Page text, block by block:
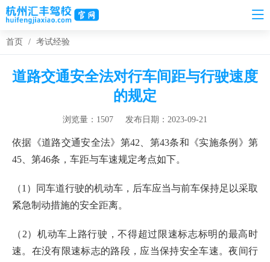
首页 / 考试经验
道路交通安全法对行车间距与行驶速度
的规定
浏览量：1507 发布日期：2023-09-21
依据《道路交通安全法》第42、第43条和《实施条例》第
45、第46条，车距与车速规定考点如下。
（1）同车道行驶的机动车，后车应当与前车保持足以采取
紧急制动措施的安全距离。
（2）机动车上路行驶，不得超过限速标志标明的最高时
速。在没有限速标志的路段，应当保持安全车速。夜间行